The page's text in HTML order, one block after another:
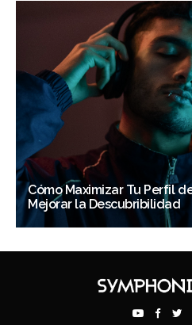
Cómo Maximizar Tu Perfil
Mejorar la Descubribilidad